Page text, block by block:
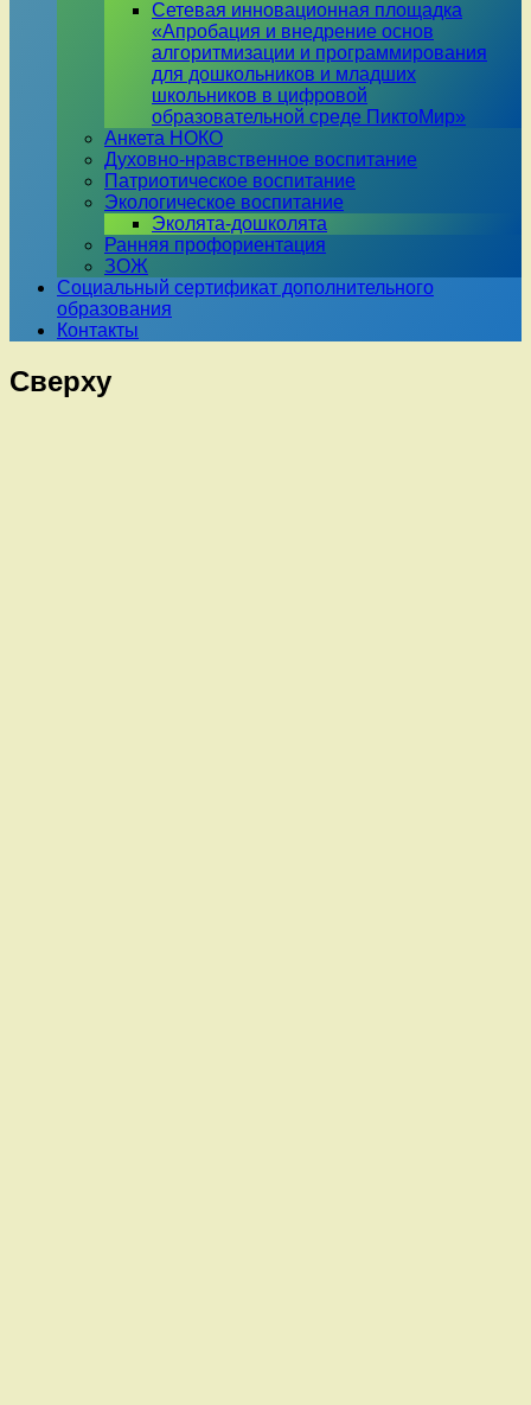
Сетевая инновационная площадка
«Апробация и внедрение основ
алгоритмизации и программирования
для дошкольников и младших
школьников в цифровой
образовательной среде ПиктоМир»
Анкета НОКО
Духовно-нравственное воспитание
Патриотическое воспитание
Экологическое воспитание
Эколята-дошколята
Ранняя профориентация
ЗОЖ
Социальный сертификат дополнительного
образования
Контакты
Сверху